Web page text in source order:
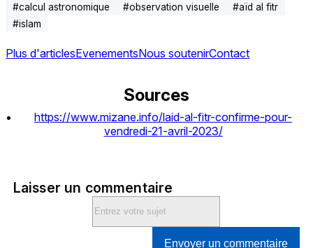
#calcul astronomique #observation visuelle #aïd al fitr
#islam
Plus d'articlesEvenementsNous soutenirContact
Sources
https://www.mizane.info/laid-al-fitr-confirme-pour-
vendredi-21-avril-2023/
Laisser un commentaire
Envoyer un commentaire